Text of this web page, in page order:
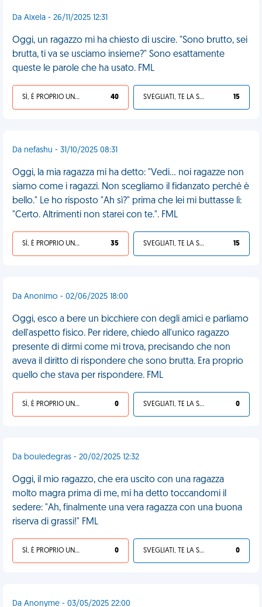
Da Aixela - 26/11/2025 12:31
Oggi, un ragazzo mi ha chiesto di uscire. "Sono brutto, sei
brutta, ti va se usciamo insieme?" Sono esattamente
queste le parole che ha usato. FML
SÌ, È PROPRIO UNA VDM! 40 SVEGLIATI, TE LA SEI CERCATA! 15
Da nefashu - 31/10/2025 08:31
Oggi, la mia ragazza mi ha detto: "Vedi... noi ragazze non
siamo come i ragazzi. Non scegliamo il fidanzato perché è
bello." Le ho risposto "Ah sì?" prima che lei mi buttasse lì:
"Certo. Altrimenti non starei con te.". FML
SÌ, È PROPRIO UNA VDM! 35 SVEGLIATI, TE LA SEI CERCATA! 15
Da Anonimo - 02/06/2025 18:00
Oggi, esco a bere un bicchiere con degli amici e parliamo
dell'aspetto fisico. Per ridere, chiedo all'unico ragazzo
presente di dirmi come mi trova, precisando che non
aveva il diritto di rispondere che sono brutta. Era proprio
quello che stava per rispondere. FML
SÌ, È PROPRIO UNA VDM! 0 SVEGLIATI, TE LA SEI CERCATA! 0
Da bouledegras - 20/02/2025 12:32
Oggi, il mio ragazzo, che era uscito con una ragazza
molto magra prima di me, mi ha detto toccandomi il
sedere: "Ah, finalmente una vera ragazza con una buona
riserva di grassi!" FML
SÌ, È PROPRIO UNA VDM! 0 SVEGLIATI, TE LA SEI CERCATA! 0
Da Anonyme - 03/05/2025 22:00